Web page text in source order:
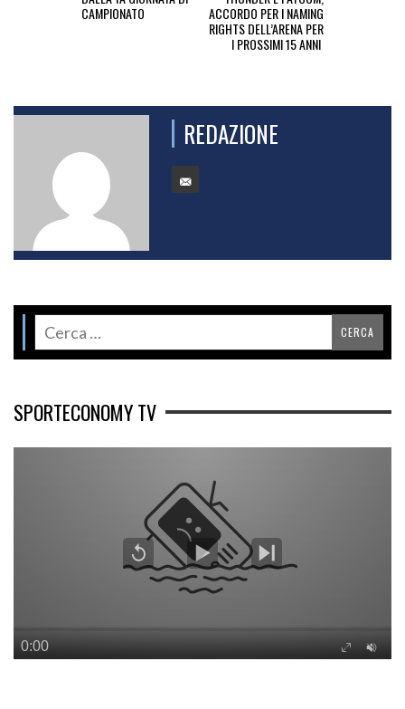
CAMPIONATO
ACCORDO PER I NAMING
RIGHTS DELL’ARENA PER
I PROSSIMI 15 ANNI
REDAZIONE
SPORTECONOMY TV